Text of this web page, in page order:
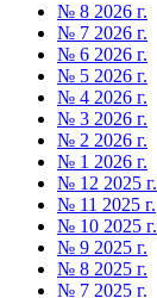
№ 8 2026 г.
№ 7 2026 г.
№ 6 2026 г.
№ 5 2026 г.
№ 4 2026 г.
№ 3 2026 г.
№ 2 2026 г.
№ 1 2026 г.
№ 12 2025 г.
№ 11 2025 г.
№ 10 2025 г.
№ 9 2025 г.
№ 8 2025 г.
№ 7 2025 г.